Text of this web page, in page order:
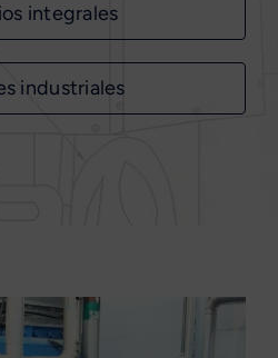
integrales
industriales